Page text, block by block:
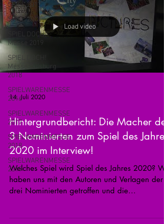
SPIEL 2017
SPIEL 2018
SPIEL DOCH!
Messe 2019
SPIEL DOCH!
Messe Duisburg
2018
SPIELWARENMESSE
2016
SPIELWARENMESSE
2017
SPIELWARENMESSE
2018
SPIELWARENMESSE
2019
Load video
14. Juli 2020
Hintergrundbericht: Die Macher der
3 Nominierten zum Spiel des Jahres
2020 im Interview!
Welches Spiel wird Spiel des Jahres 2020?
haben uns mit den Autoren und Verlagen der
drei Nominierten getroffen und die